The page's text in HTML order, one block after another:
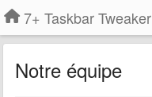
7+ Taskbar Tweaker
Notre équipe